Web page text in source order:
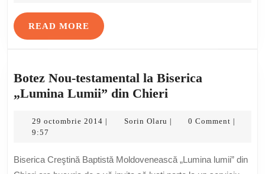
READ MORE READ
MORE
Botez Nou-testamental la Biserica
„Lumina Lumii” din Chieri
testamental
Biserica
„Lumina
29 octombrie 2014 29
| Sorin Olaru Sorin
| 0 Comment |
9:57
Biserica Creştină Baptistă Moldovenească „Lumina lumii” din